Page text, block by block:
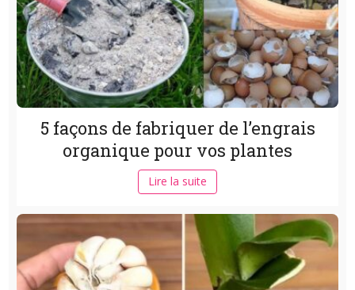
5 façons de fabriquer de l’engrais
organique pour vos plantes
Lire la suite